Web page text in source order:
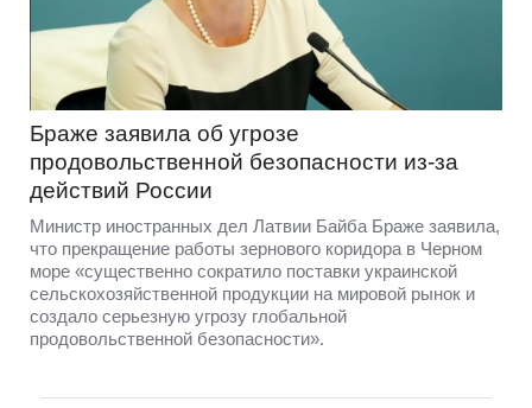
Браже заявила об угрозе
продовольственной безопасности из-за
действий России
Министр иностранных дел Латвии Байба Браже заявила,
что прекращение работы зернового коридора в Черном
море «существенно сократило поставки украинской
сельскохозяйственной продукции на мировой рынок и
создало серьезную угрозу глобальной
продовольственной безопасности».